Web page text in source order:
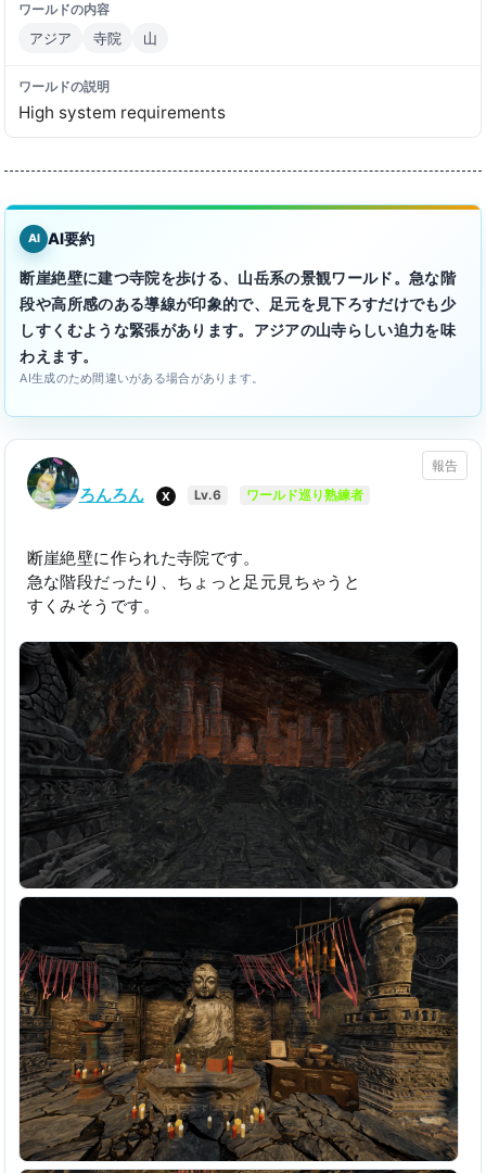
ワールドの内容
アジア 寺院 山
ワールドの説明
High system requirements
AI AI要約
断崖絶壁に建つ寺院を歩ける、山岳系の景観ワールド。急な階
段や高所感のある導線が印象的で、足元を見下ろすだけでも少
しすくむような緊張があります。アジアの山寺らしい迫力を味
わえます。
AI生成のため間違いがある場合があります。
報告
ろんろん X Lv.6 ワールド巡り熟練者
断崖絶壁に作られた寺院です。
急な階段だったり、ちょっと足元見ちゃうと
すくみそうです。